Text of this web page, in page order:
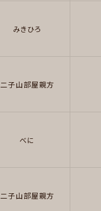
みきひろ
二子山部屋親方
べに
二子山部屋親方